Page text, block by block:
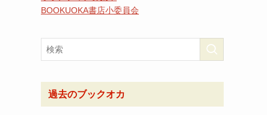
BOOKUOKA書店小委員会
過去のブックオカ